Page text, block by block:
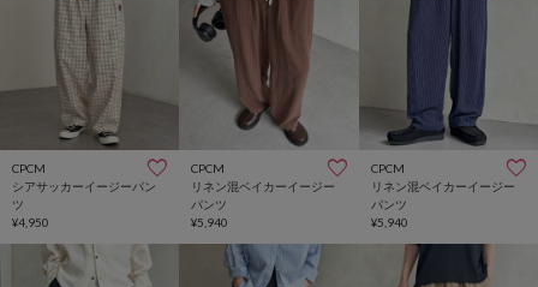
CPCM
シアサッカーイージーパン
ツ
¥4,950
CPCM
リネン混ベイカーイージー
パンツ
¥5,940
CPCM
リネン混ベイカーイージー
パンツ
¥5,940